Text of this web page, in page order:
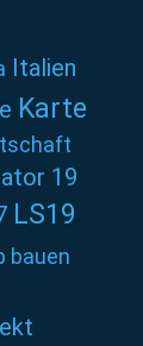
Italien
Karte
19
LS19
bauen